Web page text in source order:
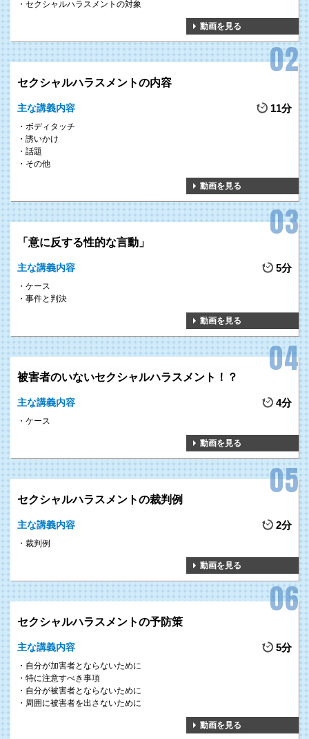
セクシャルハラスメントの対象
動画を見る
セクシャルハラスメントの内容
主な講義内容 11分
ボディタッチ
誘いかけ
話題
その他
動画を見る
「意に反する性的な言動」
主な講義内容 5分
ケース
事件と判決
動画を見る
被害者のいないセクシャルハラスメント！？
主な講義内容 4分
ケース
動画を見る
セクシャルハラスメントの裁判例
主な講義内容 2分
裁判例
動画を見る
セクシャルハラスメントの予防策
主な講義内容 5分
自分が加害者とならないために
特に注意すべき事項
自分が被害者とならないために
周囲に被害者を出さないために
動画を見る